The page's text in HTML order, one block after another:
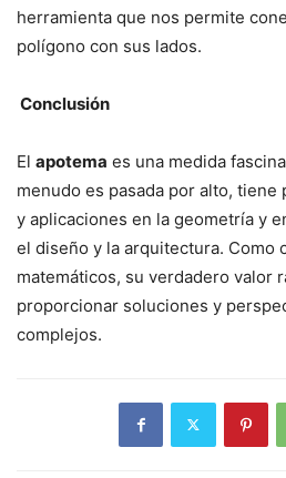
herramienta que nos permite
polígono con sus lados.
Conclusión
El apotema es una medida
menudo es pasada por alto,
y aplicaciones en la geometría y
el diseño y la arquitectura. Como
matemáticos, su verdadero valor
proporcionar soluciones y
complejos.